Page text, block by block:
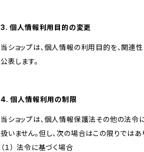
3. 個人情報利用目的の変更
当ショップは、個人情報の利用目的を、関
公表します。
4. 個人情報利用の制限
当ショップは、個人情報保護法その他の法
扱いません。但し、次の場合はこの限りではあ
（１） 法令に基づく場合